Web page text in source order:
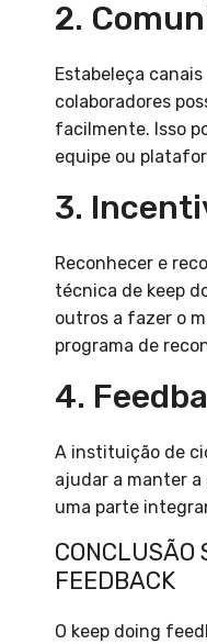
2.
Estabeleça
colaboradores
facilmente. Isso
equipe ou
3.
Reconhecer e
técnica de keep
outros a fazer o
programa de
4.
A instituição de
ajudar a manter
uma parte
CONCLUSÃO
FEEDBACK
O keep doing